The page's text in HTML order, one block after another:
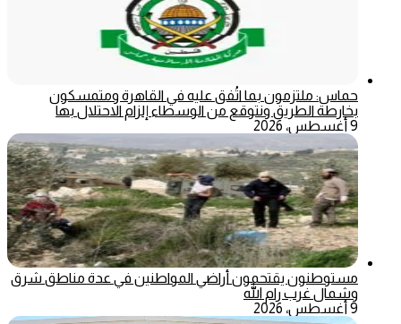
حماس: ملتزمون بما اتُفق عليه في القاهرة ومتمسكون
بخارطة الطريق ونتوقع من الوسطاء إلزام الاحتلال بها
9 أغسطس، 2026
مستوطنون يقتحمون أراضي المواطنين في عدة مناطق شرق
وشمال غرب رام الله
9 أغسطس، 2026